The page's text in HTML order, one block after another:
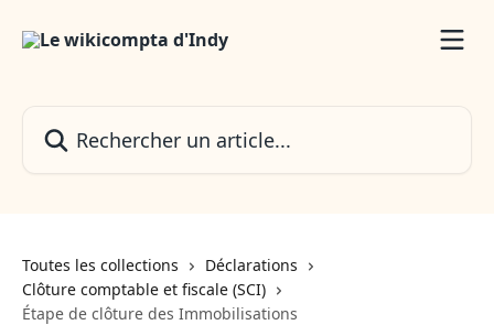
Toutes les collections
Déclarations
Clôture comptable et fiscale (SCI)
Étape de clôture des Immobilisations